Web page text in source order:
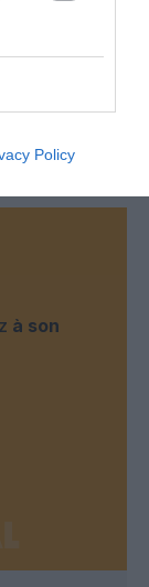
Policy
RÉPONDRE
à son